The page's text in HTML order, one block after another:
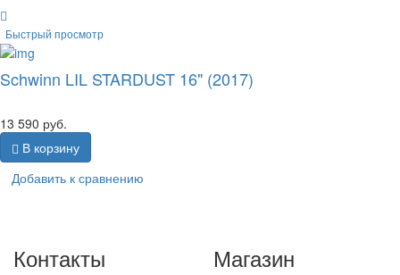
Быстрый просмотр
Schwinn LIL STARDUST 16" (2017)
13 590 руб.
В корзину
Добавить к сравнению
Контакты Магазин